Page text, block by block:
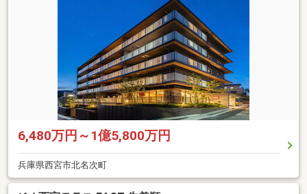
6,480万円～1億5,800万円
兵庫県西宮市北名次町